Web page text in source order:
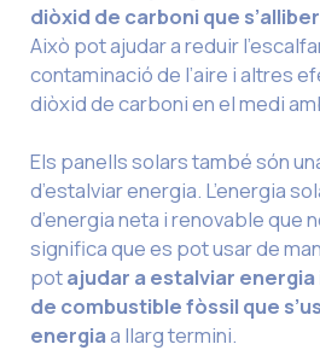
diòxid de carboni que
Això pot ajudar a reduir
contaminació de l’aire i altres
diòxid de carboni en el medi
Els panells solars també són
d’estalviar energia. L’energia
d’energia neta i renovable que
significa que es pot usar de
potajudar a estalviar
de combustible fòssil que
energiaa llarg termini.